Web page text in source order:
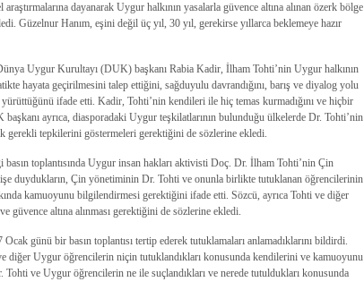
dayanarak Uygur halkının yasalarla güvence altına alınan özerk bölge
Güzelnur Hanım, eşini değil üç yıl, 30 yıl, gerekirse yıllarca beklemeye hazır
Uygur Kurultayı (DUK) başkanı Rabia Kadir, İlham Tohti’nin Uygur halkının
hayata geçirilmesini talep ettiğini, sağduyulu davrandığını, barış ve diyalog yolu
ifade etti. Kadir, Tohti’nin kendileri ile hiç temas kurmadığını ve hiçbir
ayrıca, diasporadaki Uygur teşkilatlarının bulunduğu ülkelerde Dr. Tohti’nin
gerekli tepkilerini göstermeleri gerektiğini de sözlerine ekledi.
toplantısında Uygur insan hakları aktivisti Doç. Dr. İlham Tohti’nin Çin
duydukların, Çin yönetiminin Dr. Tohti ve onunla birlikte tutuklanan öğrencilerinin
kamuoyunu bilgilendirmesi gerektiğini ifade etti. Sözcü, ayrıca Tohti ve diğer
güvence altına alınması gerektiğini de sözlerine ekledi.
günü bir basın toplantısı tertip ederek tutuklamaları anlamadıklarını bildirdi.
Uygur öğrencilerin niçin tutuklandıkları konusunda kendilerini ve kamuoyunu
ve Uygur öğrencilerin ne ile suçlandıkları ve nerede tutuldukları konusunda